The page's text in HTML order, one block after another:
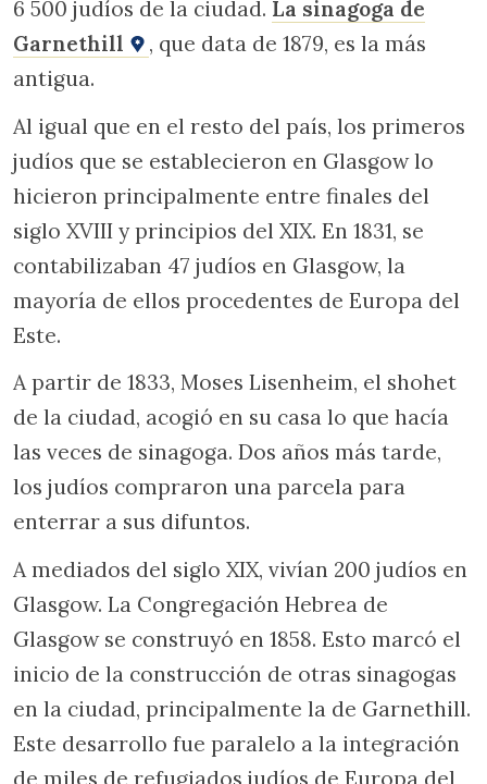
6 500 judíos de la ciudad. La sinagoga de
Garnethill
, que data de 1879, es la más
antigua.
Al igual que en el resto del país, los primeros
judíos que se establecieron en Glasgow lo
hicieron principalmente entre finales del
siglo XVIII y principios del XIX. En 1831, se
contabilizaban 47 judíos en Glasgow, la
mayoría de ellos procedentes de Europa del
Este.
A partir de 1833, Moses Lisenheim, el shohet
de la ciudad, acogió en su casa lo que hacía
las veces de sinagoga. Dos años más tarde,
los judíos compraron una parcela para
enterrar a sus difuntos.
A mediados del siglo XIX, vivían 200 judíos en
Glasgow. La Congregación Hebrea de
Glasgow se construyó en 1858. Esto marcó el
inicio de la construcción de otras sinagogas
en la ciudad, principalmente la de Garnethill.
Este desarrollo fue paralelo a la integración
de miles de refugiados judíos de Europa del